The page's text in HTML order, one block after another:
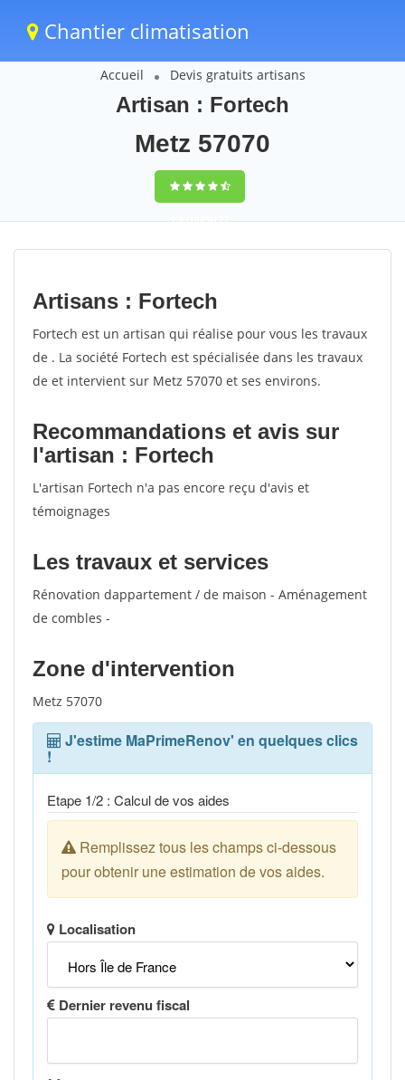
Chantier climatisation
Accueil Devis gratuits artisans
Artisan : Fortech
Metz 57070
9,5(100%)77
votes
Artisans : Fortech
Fortech est un artisan qui réalise pour vous les travaux
de . La société Fortech est spécialisée dans les travaux
de et intervient sur Metz 57070 et ses environs.
Recommandations et avis sur
l'artisan : Fortech
L'artisan Fortech n'a pas encore reçu d'avis et
témoignages
Les travaux et services
Rénovation dappartement / de maison - Aménagement
de combles -
Zone d'intervention
Metz 57070